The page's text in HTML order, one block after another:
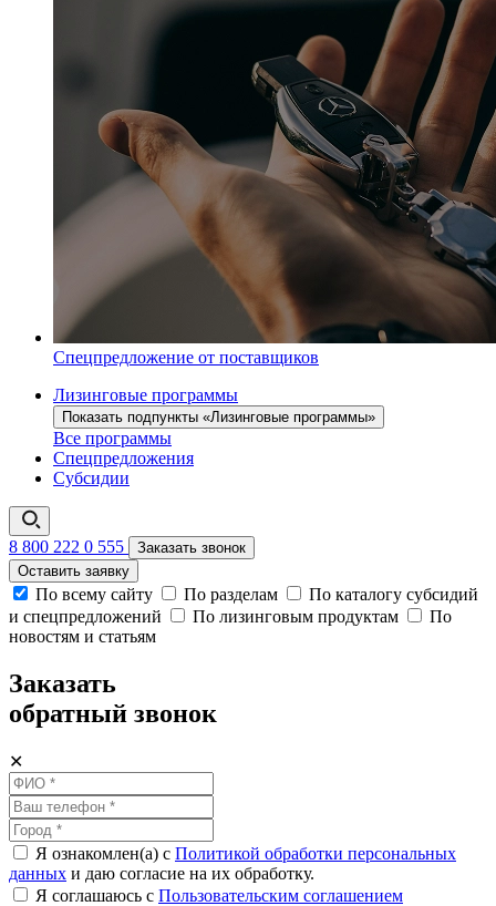
Спецпредложение от поставщиков
Лизинговые программы
Показать подпункты «Лизинговые программы»
Все программы
Спецпредложения
Субсидии
8 800 222 0 555
Заказать звонок
Оставить заявку
По всему сайту По разделам
По каталогу субсидий
и спецпредложений
По лизинговым продуктам
По
новостям и статьям
Заказать
обратный звонок
✕
Я ознакомлен(а) с Политикой обработки персональных
данных и даю согласие на их обработку.
Я соглашаюсь c Пользовательским соглашением